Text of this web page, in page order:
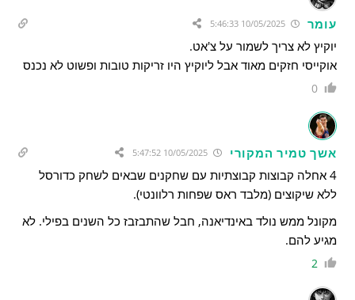
עומר 10/05/2025 5:46:33
יוקיץ לא צריך לשמור על צ'אט.
אוקייסי חזקים מאוד אבל ליוקיץ היו זריקות טובות ופשוט לא נכנס
0
אשך טמיר המקורי
4 אחלה קבוצות קבוצתיות עם שחקנים שבאים לשחק כדורסל
ללא שיקוצים (מלבד ראס שפחות רלוונטי).
מקונל ממש נולד באינדיאנה, חבל שהתבזבז כל השנים בפילי. לא
מגיע להם.
2